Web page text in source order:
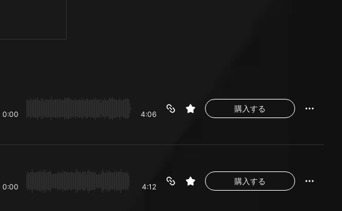
0:00 4:06
購入する
0:00 4:12
購入する